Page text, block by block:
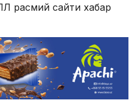
расмий сайти хабар